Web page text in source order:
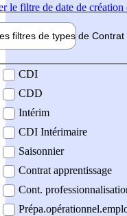
le filtre de date de création
filtres de types de Contrat
contrat
CDI
CDD
Intérim
CDI Intérimaire
Saisonnier
Contrat apprentissage
Cont.